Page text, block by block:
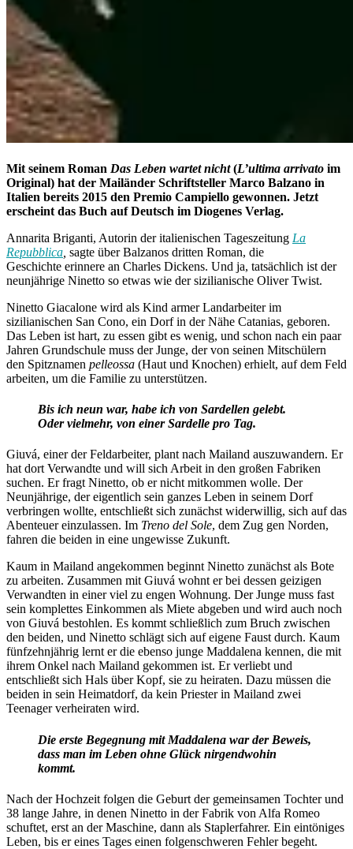
Mit seinem Roman Das Leben wartet nicht(L’ultima arrivato im
Original) hat der Mailänder Schriftsteller Marco Balzano in
Italien bereits 2015 den Premio Campiello gewonnen. Jetzt
erscheint das Buch auf Deutsch im Diogenes Verlag.
Annarita Briganti, Autorin der italienischen Tageszeitung La
Repubblica sagte über Balzanos dritten Roman, die
Geschichte erinnere an Charles Dickens. Und ja, tatsächlich ist der
neunjährige Ninetto so etwas wie der sizilianische Oliver Twist.
Ninetto Giacalone wird als Kind armer Landarbeiter im
sizilianischen San Cono, ein Dorf in der Nähe Catanias, geboren.
Das Leben ist hart, zu essen gibt es wenig, und schon nach ein paar
Jahren Grundschule muss der Junge, der von seinen Mitschülern
den Spitznamen pelleossa (Haut und Knochen) erhielt, auf dem Feld
arbeiten, um die Familie zu unterstützen.
Bis ich neun war, habe ich von Sardellen gelebt.
Oder vielmehr, von einer Sardelle pro Tag.
Giuvá, einer der Feldarbeiter, plant nach Mailand auszuwandern. Er
hat dort Verwandte und will sich Arbeit in den großen Fabriken
suchen. Er fragt Ninetto, ob er nicht mitkommen wolle. Der
Neunjährige, der eigentlich sein ganzes Leben in seinem Dorf
verbringen wollte, entschließt sich zunächst widerwillig, sich auf das
Abenteuer einzulassen. Im Treno del Sole, dem Zug gen Norden,
fahren die beiden in eine ungewisse Zukunft.
Kaum in Mailand angekommen beginnt Ninetto zunächst als Bote
zu arbeiten. Zusammen mit Giuvá wohnt er bei dessen geizigen
Verwandten in einer viel zu engen Wohnung. Der Junge muss fast
sein komplettes Einkommen als Miete abgeben und wird auch noch
von Giuvá bestohlen. Es kommt schließlich zum Bruch zwischen
den beiden, und Ninetto schlägt sich auf eigene Faust durch. Kaum
fünfzehnjährig lernt er die ebenso junge Maddalena kennen, die mit
ihrem Onkel nach Mailand gekommen ist. Er verliebt und
entschließt sich Hals über Kopf, sie zu heiraten. Dazu müssen die
beiden in sein Heimatdorf, da kein Priester in Mailand zwei
Teenager verheiraten wird.
Die erste Begegnung mit Maddalena war der Beweis,
dass man im Leben ohne Glück nirgendwohin
kommt.
Nach der Hochzeit folgen die Geburt der gemeinsamen Tochter und
38 lange Jahre, in denen Ninetto in der Fabrik von Alfa Romeo
schuftet, erst an der Maschine, dann als Staplerfahrer. Ein eintöniges
Leben, bis er eines Tages einen folgenschweren Fehler begeht.